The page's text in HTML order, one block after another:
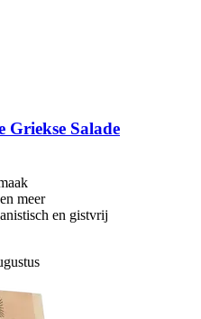
Griekse Salade
meer
en gistvrij